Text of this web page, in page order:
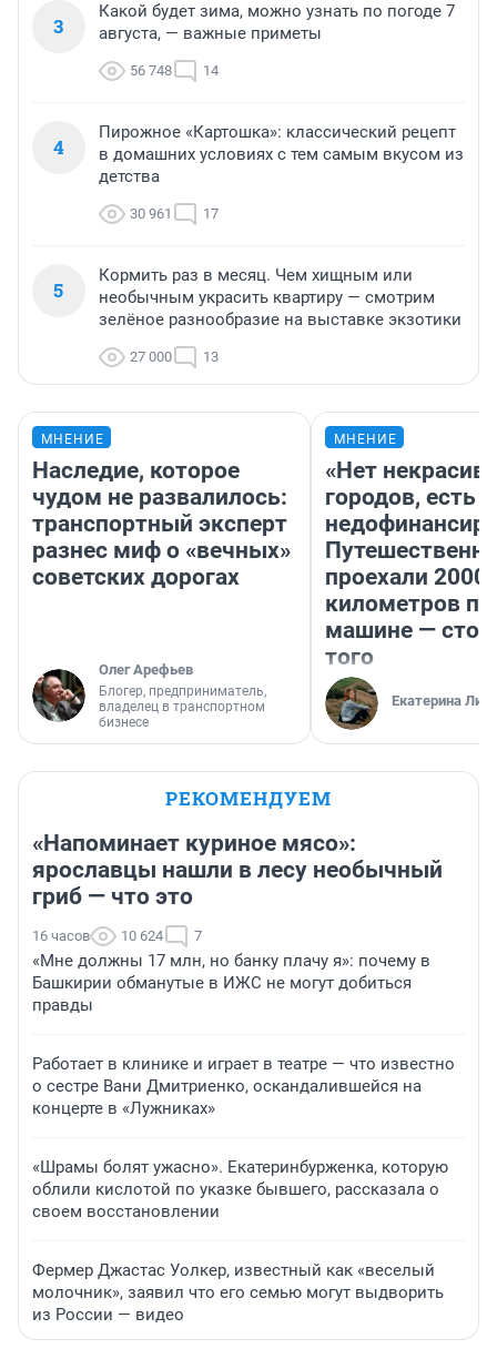
3
Какой будет зима, можно узнать по погоде 7
августа, — важные приметы
56 748 14
4
Пирожное «Картошка»: классический рецепт
в домашних условиях с тем самым вкусом из
детства
30 961 17
5
Кормить раз в месяц. Чем хищным или
необычным украсить квартиру — смотрим
зелёное разнообразие на выставке экзотики
27 000 13
МНЕНИЕ
Наследие, которое
чудом не развалилось:
транспортный эксперт
разнес миф о «вечных»
советских дорогах
Олег Арефьев
Блогер, предприниматель,
владелец в транспортном
бизнесе
МНЕНИЕ
«Нет
городов, есть
проехали 2000
километров по
машине —
того
Екатерина
РЕКОМЕНДУЕМ
«Напоминает куриное мясо»:
ярославцы нашли в лесу необычный
гриб — что это
16 часов 10 624 7
«Мне должны 17 млн, но банку плачу я»: почему в
Башкирии обманутые в ИЖС не могут добиться
правды
Работает в клинике и играет в театре — что известно
о сестре Вани Дмитриенко, оскандалившейся на
концерте в «Лужниках»
«Шрамы болят ужасно». Екатеринбурженка, которую
облили кислотой по указке бывшего, рассказала о
своем восстановлении
Фермер Джастас Уолкер, известный как «веселый
молочник», заявил что его семью могут выдворить
из России — видео